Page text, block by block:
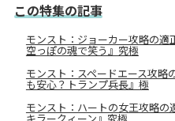
この特集の記事
モンスト：ジョーカー攻略の適
空っぽの魂で笑う』究極
モンスト：スペードエース攻略
も安心？トランプ兵長』極
モンスト：ハートの女王攻略の